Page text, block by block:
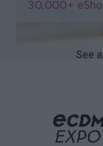
See